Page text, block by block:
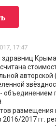
17:47
авторской
объединением
размещения
2017 гг.